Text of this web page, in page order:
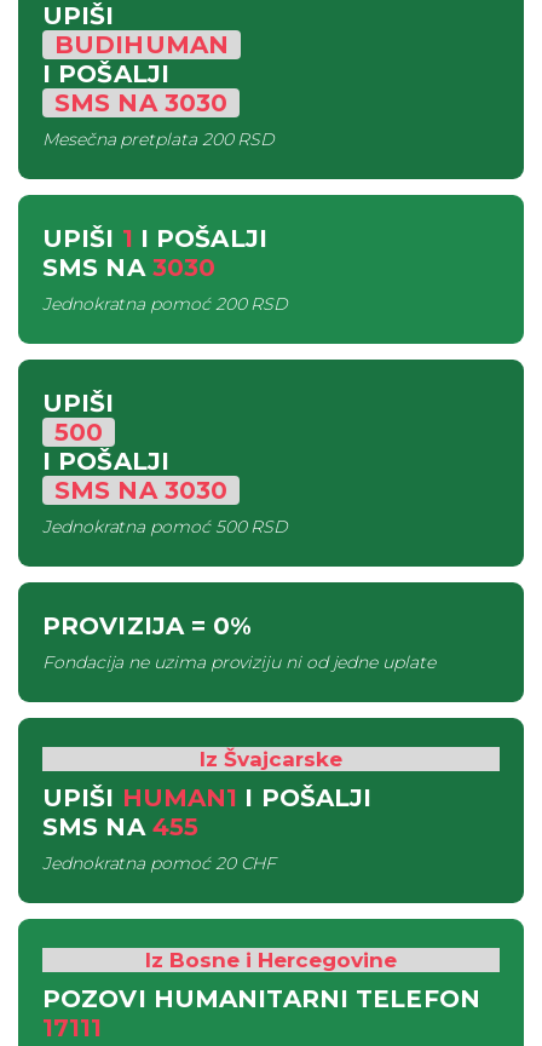
UPIŠI
BUDIHUMAN
I POŠALJI
SMS NA3030
Mesečna pretplata200 RSD
UPIŠI 1 I POŠALJI
SMS NA 3030
Jednokratna pomoć200 RSD
UPIŠI
500
I POŠALJI
SMS NA3030
Jednokratna pomoć500 RSD
PROVIZIJA= 0%
Fondacija ne uzima proviziju ni od jedne uplate
Iz Švajcarske
UPIŠI HUMAN1 I POŠALJI
SMS NA 455
Jednokratna pomoć20 CHF
Iz Bosne i Hercegovine
POZOVI HUMANITARNI TELEFON
17111